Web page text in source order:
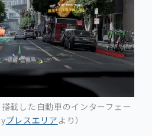
載した自動車のインターフェー
プレスエリア より）